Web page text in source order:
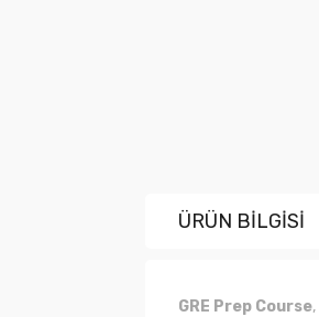
ÜRÜN BİLGİSİ
GRE Prep Course,